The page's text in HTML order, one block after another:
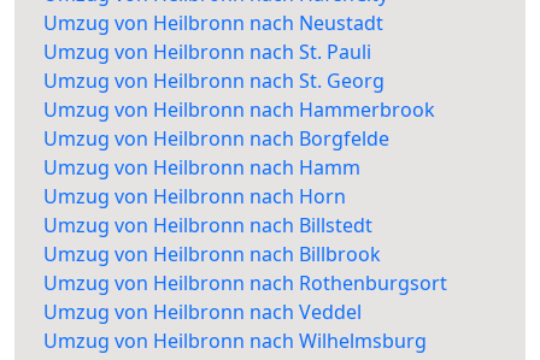
Umzug von Heilbronn nach Neustadt
Umzug von Heilbronn nach St. Pauli
Umzug von Heilbronn nach St. Georg
Umzug von Heilbronn nach Hammerbrook
Umzug von Heilbronn nach Borgfelde
Umzug von Heilbronn nach Hamm
Umzug von Heilbronn nach Horn
Umzug von Heilbronn nach Billstedt
Umzug von Heilbronn nach Billbrook
Umzug von Heilbronn nach Rothenburgsort
Umzug von Heilbronn nach Veddel
Umzug von Heilbronn nach Wilhelmsburg